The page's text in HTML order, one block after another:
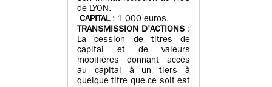
de LYON.
CAPITAL: 1 000 euros.
TRANSMISSION D’ACTIONS :
La cession de titres de
capital et de valeurs
mobilières donnant accès
au capital à un tiers à
quelque titre que ce soit est